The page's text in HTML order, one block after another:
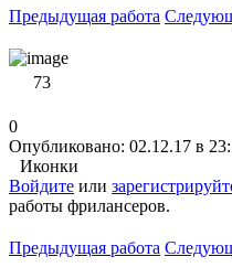
Предыдущая работа
73
0
Опубликовано: 02.12.17 в
Иконки
Войдите или
работы фрилансеров.
Предыдущая работа